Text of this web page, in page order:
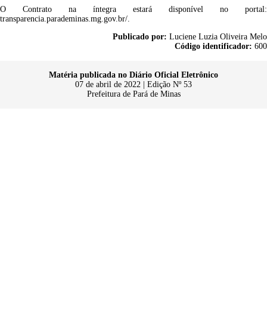
O Contrato na íntegra estará disponível no portal:
transparencia.parademinas.mg.gov.br/.
Publicado por: Luciene Luzia Oliveira Melo
Código identificador: 600
Matéria publicada no Diário Oficial Eletrônico
07 de abril de 2022 | Edição Nº 53
Prefeitura de Pará de Minas